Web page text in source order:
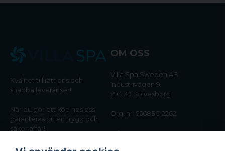
Kvalitet till rätt pris och
snabba leveranser!
När du gör ett köp hos oss
garanteras du en trygg och
säker affär!
OM OSS
Villa Spa Sweden AB
Industrivägen 9
294 39 Sölvesborg
Org. nr: 556836-2262
Tel:0456-405566